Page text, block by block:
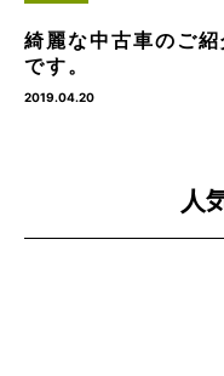
綺麗な中古車のご紹
です。
2019.04.20
人